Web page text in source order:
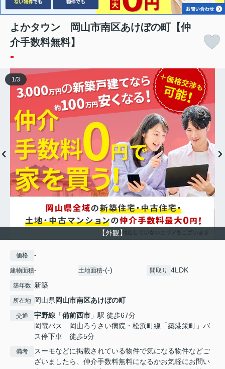
よかタウン 岡山市南区あけぼの町【仲
介手数料無料】
-
【外観】
1/3
価格 -
建物面積- 土地面積-(-) 間取り 4LDK
築年数 新築
所在地 岡山県岡山市南区あけぼの町
交通 宇野線 「備前西市 」駅 徒歩67分
岡電バス 岡山ろうさい病院・松浜町線「築港栄町」バ
ス停下車 徒歩5分
備考
スーモなどに掲載されている物件で気になる物件などご
ざいましたら、仲介手数料無料になるかお気軽にお問い